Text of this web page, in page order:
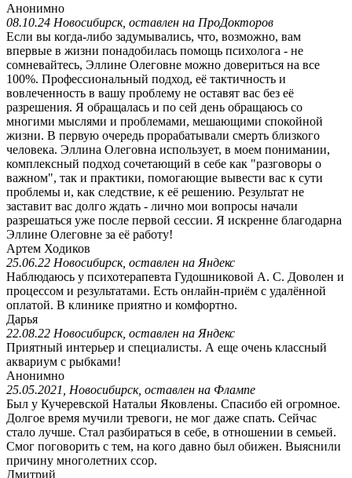
Анонимно
08.10.24 Новосибирск, оставлен на ПроДокторов
Если вы когда-либо задумывались, что, возможно, вам
впервые в жизни понадобилась помощь психолога - не
сомневайтесь, Эллине Олеговне можно довериться на все
100%. Профессиональный подход, её тактичность и
вовлеченность в вашу проблему не оставят вас без её
разрешения. Я обращалась и по сей день обращаюсь со
многими мыслями и проблемами, мешающими спокойной
жизни. В первую очередь прорабатывали смерть близкого
человека. Эллина Олеговна использует, в моем понимании,
комплексный подход сочетающий в себе как "разговоры о
важном", так и практики, помогающие вывести вас к сути
проблемы и, как следствие, к её решению. Результат не
заставит вас долго ждать - лично мои вопросы начали
разрешаться уже после первой сессии. Я искренне благодарна
Эллине Олеговне за её работу!
Артем Ходиков
25.06.22 Новосибирск, оставлен на Яндекс
Наблюдаюсь у психотерапевта Гудошниковой А. С. Доволен и
процессом и результатами. Есть онлайн-приём с удалённой
оплатой. В клинике приятно и комфортно.
Дарья
22.08.22 Новосибирск, оставлен на Яндекс
Приятный интерьер и специалисты. А еще очень классный
аквариум с рыбками!
Анонимно
25.05.2021, Новосибирск, оставлен на Флампе
Был у Кучеревской Натальи Яковлены. Спасибо ей огромное.
Долгое время мучили тревоги, не мог даже спать. Сейчас
стало лучше. Стал разбираться в себе, в отношении в семьей.
Смог поговорить с тем, на кого давно был обижен. Выяснили
причину многолетних ссор.
Дмитрий